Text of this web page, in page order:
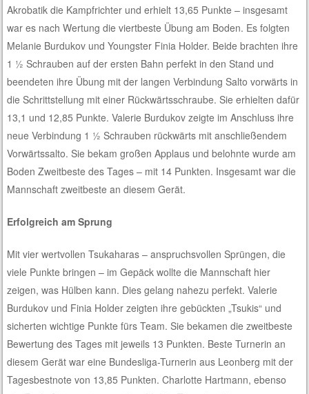
Akrobatik die Kampfrichter und erhielt 13,65 Punkte – insgesamt
war es nach Wertung die viertbeste Übung am Boden. Es folgten
Melanie Burdukov und Youngster Finia Holder. Beide brachten ihre
1 ½ Schrauben auf der ersten Bahn perfekt in den Stand und
beendeten ihre Übung mit der langen Verbindung Salto vorwärts in
die Schrittstellung mit einer Rückwärtsschraube. Sie erhielten dafür
13,1 und 12,85 Punkte. Valerie Burdukov zeigte im Anschluss ihre
neue Verbindung 1 ½ Schrauben rückwärts mit anschließendem
Vorwärtssalto. Sie bekam großen Applaus und belohnte wurde am
Boden Zweitbeste des Tages – mit 14 Punkten. Insgesamt war die
Mannschaft zweitbeste an diesem Gerät.
Erfolgreich am Sprung
Mit vier wertvollen Tsukaharas – anspruchsvollen Sprüngen, die
viele Punkte bringen – im Gepäck wollte die Mannschaft hier
zeigen, was Hülben kann. Dies gelang nahezu perfekt. Valerie
Burdukov und Finia Holder zeigten ihre gebückten „Tsukis“ und
sicherten wichtige Punkte fürs Team. Sie bekamen die zweitbeste
Bewertung des Tages mit jeweils 13 Punkten. Beste Turnerin an
diesem Gerät war eine Bundesliga-Turnerin aus Leonberg mit der
Tagesbestnote von 13,85 Punkten. Charlotte Hartmann, ebenso